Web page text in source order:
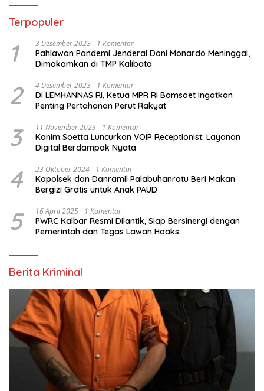
Terpopuler
1 3 Desember 2023 1 Komentar
Pahlawan Pandemi Jenderal Doni Monardo Meninggal,
Dimakamkan di TMP Kalibata
2 4 Desember 2023 1 Komentar
Di LEMHANNAS RI, Ketua MPR RI Bamsoet Ingatkan
Penting Pertahanan Perut Rakyat
3 11 November 2023 1 Komentar
Kanim Soetta Luncurkan VOIP Receptionist: Layanan
Digital Berdampak Nyata
4 23 Oktober 2024 1 Komentar
Kapolsek dan Danramil Palabuhanratu Beri Makan
Bergizi Gratis untuk Anak PAUD
5 16 April 2025 1 Komentar
PWRC Kalbar Resmi Dilantik, Siap Bersinergi dengan
Pemerintah dan Tegas Lawan Hoaks
Berita Kriminal